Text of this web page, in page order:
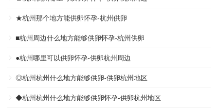
★杭州那个地方能供卵怀孕-杭州供卵
■杭州周边什么地方能够供卵怀孕-杭州供卵
●杭州哪里可以供卵怀孕-供卵杭州周边
◎杭州杭州什么地方能够供卵-供卵杭州地区
◆杭州杭州什么地方能够供卵怀孕-供卵杭州地区